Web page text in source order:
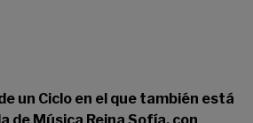
un Ciclo en el que también está